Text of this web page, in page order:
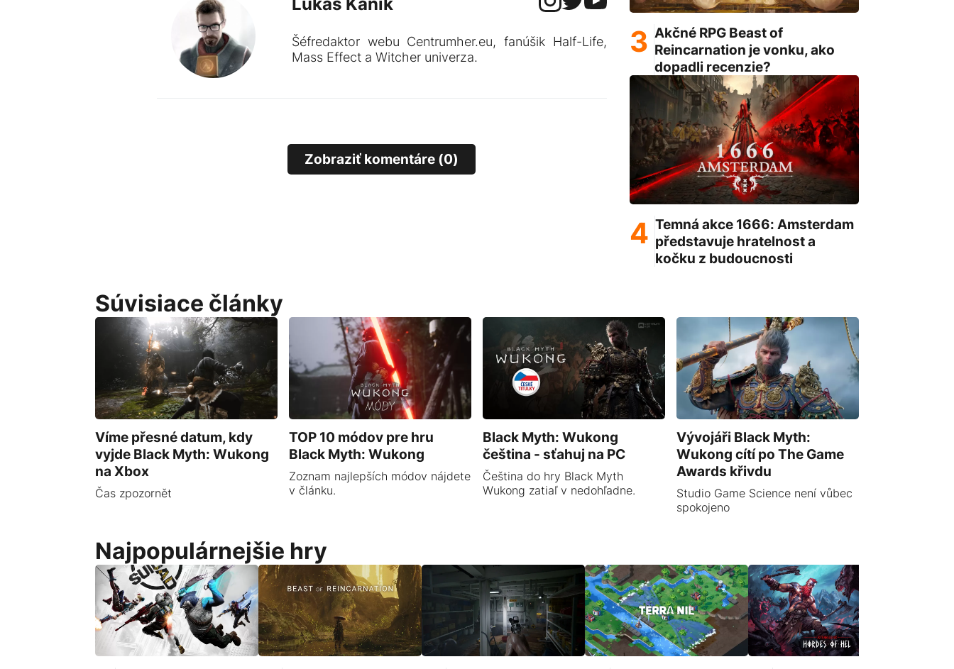
Šéfredaktor webu Centrumher.eu, fanúšik Half-Life,
Mass Effect a Witcher univerza.
Zobraziť komentáre (0)
Súvisiace články
Víme přesné datum, kdy
vyjde Black Myth: Wukong
na Xbox
Čas zpozornět
TOP 10 módov pre hru
Black Myth: Wukong
Zoznam najlepších módov nájdete
v článku.
Black Myth: Wukong
čeština - sťahuj na PC
Čeština do hry Black Myth
Wukong zatiaľ v nedohľadne.
Vývojáři Black Myth:
Wukong cítí po The Game
Awards křivdu
Studio Game Science není vůbec
spokojeno
Najpopulárnejšie hry
Akčné RPG Beast of
Reincarnation je vonku, ako
dopadli recenzie?
Temná akce 1666: Amsterdam
představuje hratelnost a
kočku z budoucnosti